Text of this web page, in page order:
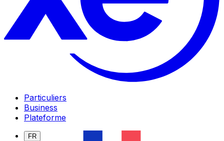
Particuliers
Business
Plateforme
FR